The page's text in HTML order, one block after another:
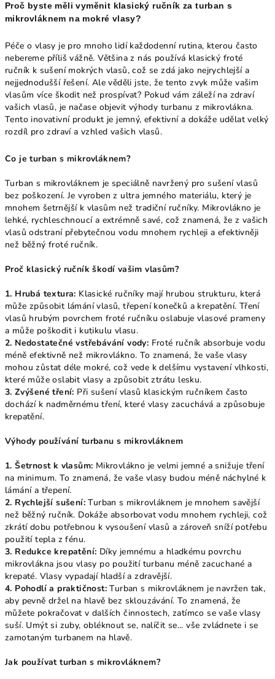
Proč byste měli vyměnit klasický ručník za turban s
mikrovláknem na mokré vlasy?
Péče o vlasy je pro mnoho lidí každodenní rutina, kterou často
nebereme příliš vážně. Většina z nás používá klasický froté
ručník k sušení mokrých vlasů, což se zdá jako nejrychlejší a
nejjednodušší řešení. Ale věděli jste, že tento zvyk může vašim
vlasům více škodit než prospívat? Pokud vám záleží na zdraví
vašich vlasů, je načase objevit výhody turbanu z mikrovlákna.
Tento inovativní produkt je jemný, efektivní a dokáže udělat velký
rozdíl pro zdraví a vzhled vašich vlasů.
Co je turban s mikrovláknem?
Turban s mikrovláknem je speciálně navržený pro sušení vlasů
bez poškození. Je vyroben z ultra jemného materiálu, který je
mnohem šetrnější k vlasům než tradiční ručníky. Mikrovlákno je
lehké, rychleschnoucí a extrémně savé, což znamená, že z vašich
vlasů odstraní přebytečnou vodu mnohem rychleji a efektivněji
než běžný froté ručník.
Proč klasický ručník škodí vašim vlasům?
1. Hrubá textura: Klasické ručníky mají hrubou strukturu, která
může způsobit lámání vlasů, třepení konečků a krepatění. Tření
vlasů hrubým povrchem froté ručníku oslabuje vlasové prameny
a může poškodit i kutikulu vlasu.
2. Nedostatečné vstřebávání vody: Froté ručník absorbuje vodu
méně efektivně než mikrovlákno. To znamená, že vaše vlasy
mohou zůstat déle mokré, což vede k delšímu vystavení vlhkosti,
které může oslabit vlasy a způsobit ztrátu lesku.
3. Zvýšené tření: Při sušení vlasů klasickým ručníkem často
dochází k nadměrnému tření, které vlasy zacuchává a způsobuje
krepatění.
Výhody používání turbanu s mikrovláknem
1. Šetrnost k vlasům: Mikrovlákno je velmi jemné a snižuje tření
na minimum. To znamená, že vaše vlasy budou méně náchylné k
lámání a třepení.
2. Rychlejší sušení: Turban s mikrovláknem je mnohem savější
než běžný ručník. Dokáže absorbovat vodu mnohem rychleji, což
zkrátí dobu potřebnou k vysoušení vlasů a zároveň sníží potřebu
použití tepla z fénu.
3. Redukce krepatění: Díky jemnému a hladkému povrchu
mikrovlákna jsou vlasy po použití turbanu méně zacuchané a
krepaté. Vlasy vypadají hladší a zdravější.
4. Pohodlí a praktičnost: Turban s mikrovláknem je navržen tak,
aby pevně držel na hlavě bez sklouzávání. To znamená, že
můžete pokračovat v dalších činnostech, zatímco se vaše vlasy
suší. Umýt si zuby, obléknout se, nalíčit se... vše zvládnete i se
zamotaným turbanem na hlavě.
Jak používat turban s mikrovláknem?